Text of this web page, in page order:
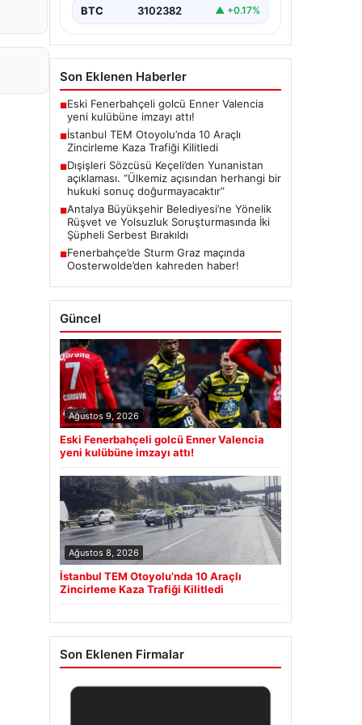
BTC 3102382 ▲ +0.17%
Son Eklenen Haberler
■Eski Fenerbahçeli golcü Enner Valencia
yeni kulübüne imzayı attı!
■İstanbul TEM Otoyolu’nda 10 Araçlı
Zincirleme Kaza Trafiği Kilitledi
■Dışişleri Sözcüsü Keçeli’den Yunanistan
açıklaması. “Ülkemiz açısından herhangi bir
hukuki sonuç doğurmayacaktır”
■Antalya Büyükşehir Belediyesi’ne Yönelik
Rüşvet ve Yolsuzluk Soruşturmasında İki
Şüpheli Serbest Bırakıldı
■Fenerbahçe’de Sturm Graz maçında
Oosterwolde’den kahreden haber!
Güncel
Ağustos 9, 2026
Eski Fenerbahçeli golcü Enner Valencia
yeni kulübüne imzayı attı!
Ağustos 8, 2026
İstanbul TEM Otoyolu’nda 10 Araçlı
Zincirleme Kaza Trafiği Kilitledi
Son Eklenen Firmalar